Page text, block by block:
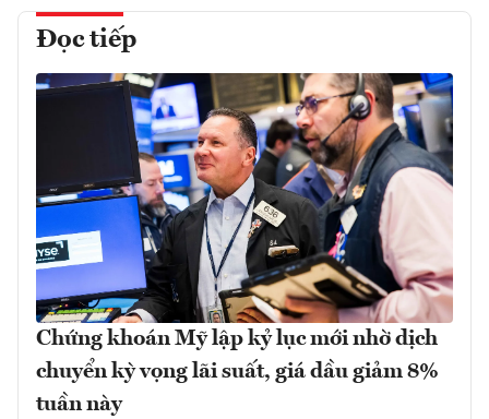
Đọc tiếp
Chứng khoán Mỹ lập kỷ lục mới nhờ dịch
chuyển kỳ vọng lãi suất, giá dầu giảm 8%
tuần này